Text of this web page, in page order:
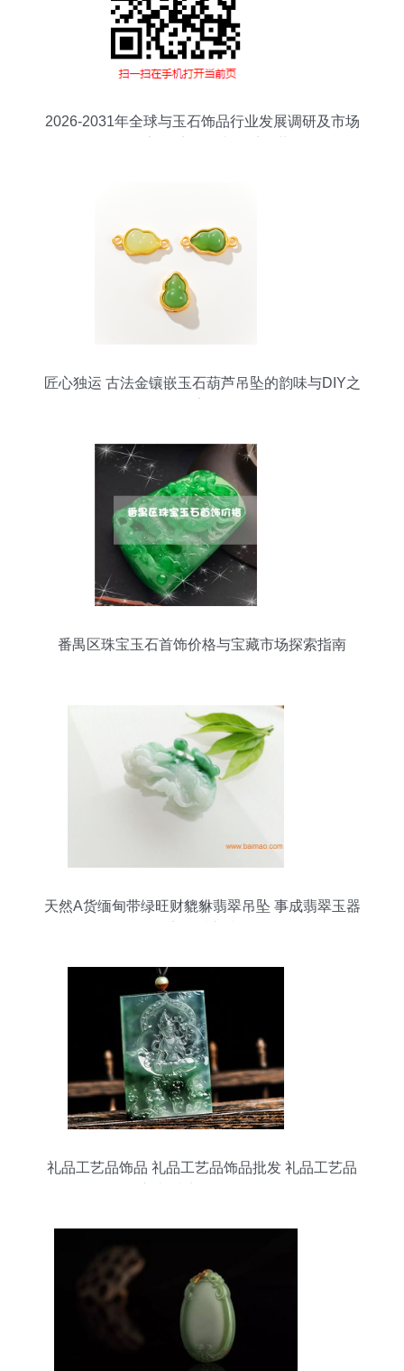
2026-2031年全球与玉石饰品行业发展调研及市场
匠心独运 古法金镶嵌玉石葫芦吊坠的韵味与DIY之
番禺区珠宝玉石首饰价格与宝藏市场探索指南
天然A货缅甸带绿旺财貔貅翡翠吊坠 事成翡翠玉器
礼品工艺品饰品 礼品工艺品饰品批发 礼品工艺品